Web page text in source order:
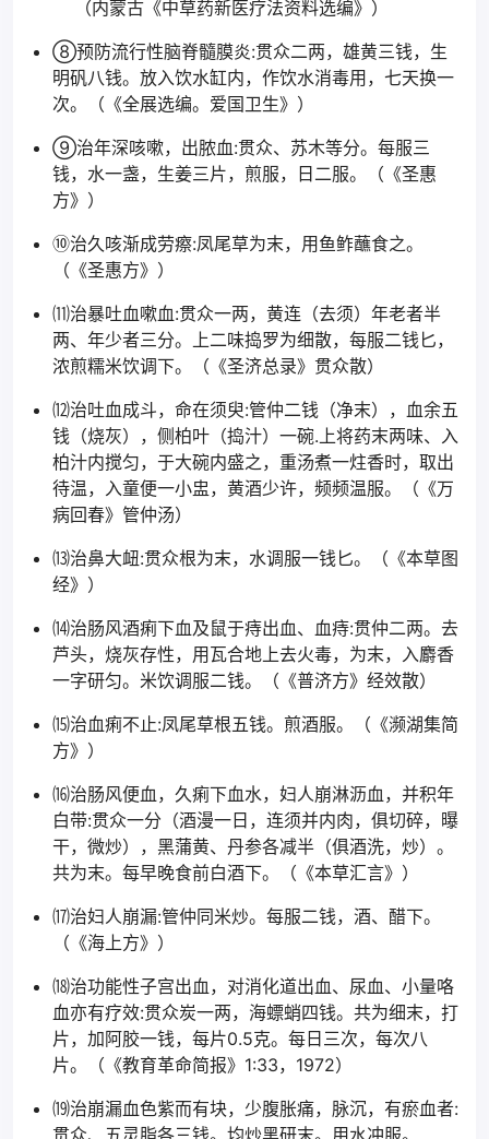
（内蒙古《中草药新医疗法资料选编》）
⑧预防流行性脑脊髓膜炎:贯众二两，雄黄三钱，生
明矾八钱。放入饮水缸内，作饮水消毒用，七天换一
次。（《全展选编。爱国卫生》）
⑨治年深咳嗽，出脓血:贯众、苏木等分。每服三
钱，水一盏，生姜三片，煎服，日二服。（《圣惠
方》）
⑩治久咳渐成劳瘵:凤尾草为末，用鱼鲊蘸食之。
（《圣惠方》）
⑾治暴吐血嗽血:贯众一两，黄连（去须）年老者半
两、年少者三分。上二味捣罗为细散，每服二钱匕，
浓煎糯米饮调下。（《圣济总录》贯众散）
⑿治吐血成斗，命在须臾:管仲二钱（净末），血余五
钱（烧灰），侧柏叶（捣汁）一碗.上将药末两味、入
柏汁内搅匀，于大碗内盛之，重汤煮一炷香时，取出
待温，入童便一小盅，黄酒少许，频频温服。（《万
病回春》管仲汤）
⒀治鼻大衄:贯众根为末，水调服一钱匕。（《本草图
经》）
⒁治肠风酒痢下血及鼠于痔出血、血痔:贯仲二两。去
芦头，烧灰存性，用瓦合地上去火毒，为末，入麝香
一字研匀。米饮调服二钱。（《普济方》经效散）
⒂治血痢不止:凤尾草根五钱。煎酒服。（《濒湖集简
方》）
⒃治肠风便血，久痢下血水，妇人崩淋沥血，并积年
白带:贯众一分（酒漫一日，连须并内肉，俱切碎，曝
干，微炒），黑蒲黄、丹参各减半（俱酒洗，炒）。
共为末。每早晚食前白酒下。（《本草汇言》）
⒄治妇人崩漏:管仲同米炒。每服二钱，酒、醋下。
（《海上方》）
⒅治功能性子宫出血，对消化道出血、尿血、小量咯
血亦有疗效:贯众炭一两，海螵蛸四钱。共为细末，打
片，加阿胶一钱，每片0.5克。每日三次，每次八
片。（《教育革命简报》1:33，1972）
⒆治崩漏血色紫而有块，少腹胀痛，脉沉，有瘀血者:
贯众、五灵脂各三钱。均炒黑研末。用水冲服。